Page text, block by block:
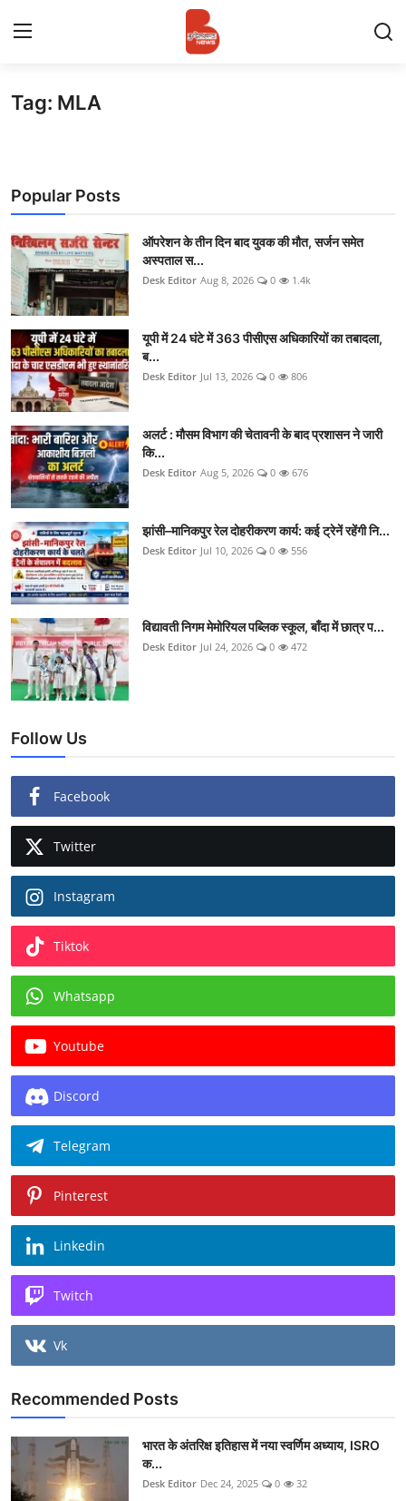
Login
प्रमुख ख़बर
अपना शहर
राज्य
बुन्देलखण्ड
वीडियो
स्पोर्ट्स
मनोरंजन
गैलरी
Tag: MLA
Popular Posts
ऑपरेशन के तीन दिन बाद युवक की मौत, सर्जन समेत
अस्पताल स...
Desk Editor Aug 8, 2026 0 1.4k
यूपी में 24 घंटे में 363 पीसीएस अधिकारियों का तबादला,
ब...
Desk Editor Jul 13, 2026 0 806
अलर्ट : मौसम विभाग की चेतावनी के बाद प्रशासन ने जारी
कि...
Desk Editor Aug 5, 2026 0 676
झांसी–मानिकपुर रेल दोहरीकरण कार्य: कई ट्रेनें रहेंगी नि...
Desk Editor Jul 10, 2026 0 556
विद्यावती निगम मेमोरियल पब्लिक स्कूल, बाँदा में छात्र प...
Desk Editor Jul 24, 2026 0 472
Follow Us
Facebook
Twitter
Instagram
Tiktok
Whatsapp
Youtube
Discord
Telegram
Pinterest
Linkedin
Twitch
Vk
Recommended Posts
भारत के अंतरिक्ष इतिहास में नया स्वर्णिम अध्याय, ISRO
क...
Desk Editor Dec 24, 2025 0 32